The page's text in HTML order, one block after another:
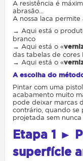
A resistência é
abrasão...
A nossa laca
→ Aqui está o
branco
→ Aqui está o «
das tabelas de cores
→ Aqui está o «
A escolha do
Pintar com uma
acabamento muito
pode deixar marcas
contrário, quando se
projetada sem nunca
Etapa 1 ►
superfície